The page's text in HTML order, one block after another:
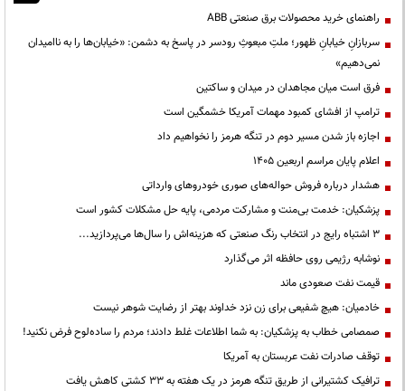
راهنمای خرید محصولات برق صنعتی ABB
سربازانِ خیابانِ ظهور؛ ملتِ مبعوثِ رودسر در پاسخ به دشمن: «خیابان‌ها را به ناامیدان
نمی‌دهیم»
فرق است میان مجاهدان در میدان و ساکتین
ترامپ از افشای کمبود مهمات آمریکا خشمگین است
اجازه باز شدن مسیر دوم در تنگه هرمز را نخواهیم داد
اعلام پایان مراسم اربعین ۱۴۰۵
هشدار درباره فروش حواله‌های صوری خودروهای وارداتی
پزشکیان: خدمت بی‌منت و مشارکت مردمی، پایه حل مشکلات کشور است
3 اشتباه رایج در انتخاب رنگ صنعتی که هزینه‌اش را سال‌ها می‌پردازید...
نوشابه رژیمی روی حافظه اثر می‌گذارد
قیمت نفت صعودی ماند
خادمیان: هیچ شفیعی برای زن نزد خداوند بهتر از رضایت شوهر نیست
صمصامی خطاب به پزشکیان: به شما اطلاعات غلط دادند؛ مردم را ساده‌لوح فرض نکنید!
توقف صادرات نفت عربستان به آمریکا
ترافیک کشتیرانی از طریق تنگه هرمز در یک هفته به ۳۳ کشتی کاهش یافت